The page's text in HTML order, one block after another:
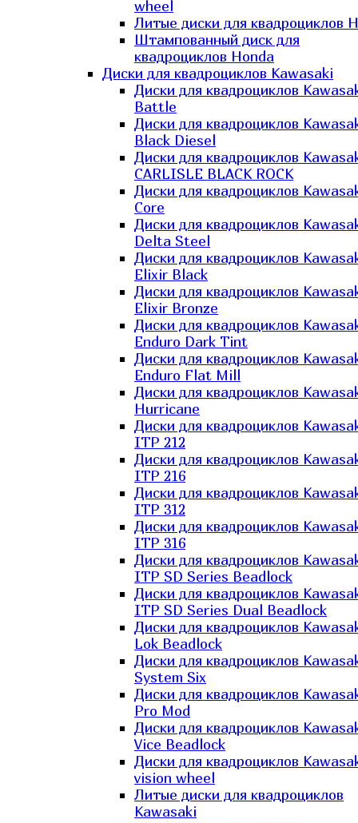
wheel
Литые диски для квадроциклов
Штампованный диск для
квадроциклов Honda
Диски для квадроциклов Kawasaki
Диски для квадроциклов
Battle
Диски для квадроциклов
Black Diesel
Диски для квадроциклов
CARLISLE BLACK ROCK
Диски для квадроциклов
Core
Диски для квадроциклов
Delta Steel
Диски для квадроциклов
Elixir Black
Диски для квадроциклов
Elixir Bronze
Диски для квадроциклов
Enduro Dark Tint
Диски для квадроциклов
Enduro Flat Mill
Диски для квадроциклов
Hurricane
Диски для квадроциклов
ITP 212
Диски для квадроциклов
ITP 216
Диски для квадроциклов
ITP 312
Диски для квадроциклов
ITP 316
Диски для квадроциклов
ITP SD Series Beadlock
Диски для квадроциклов
ITP SD Series Dual Beadlock
Диски для квадроциклов
Lok Beadlock
Диски для квадроциклов
System Six
Диски для квадроциклов
Pro Mod
Диски для квадроциклов
Vice Beadlock
Диски для квадроциклов
vision wheel
Литые диски для квадроциклов
Kawasaki​